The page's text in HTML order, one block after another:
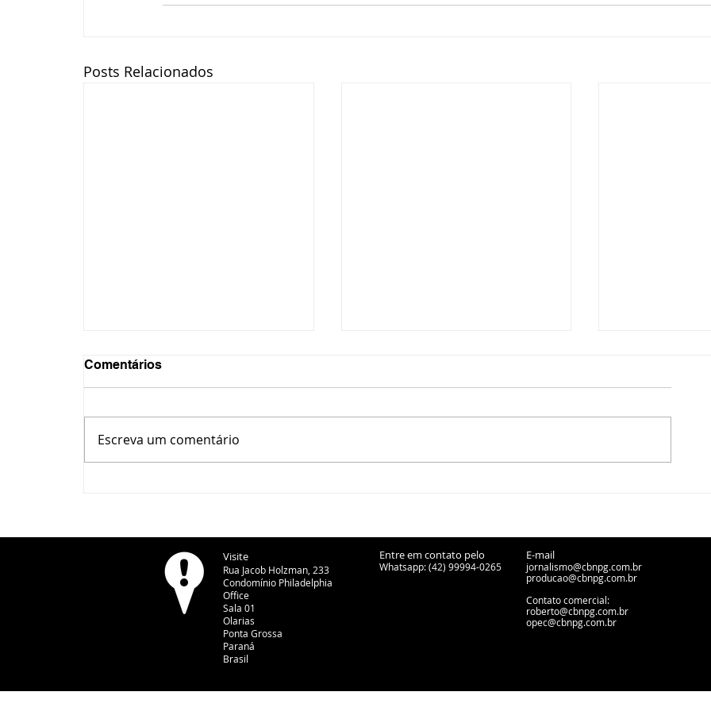
Posts Relacionados
Comentários
Escreva um comentário
Visite
Rua Jacob Holzman, 233
Condomínio Philadelphia
Office
Sala 01
Olarias
Ponta Grossa
Paraná
Brasil
Entre em contato pelo
Whatsapp: (42) 99994-0265
E-mail
jornalismo@cbnpg.com.br
producao@cbnpg.com.br
Contato comercial:
roberto@cbnpg.com.br
opec@cbnpg.com.br